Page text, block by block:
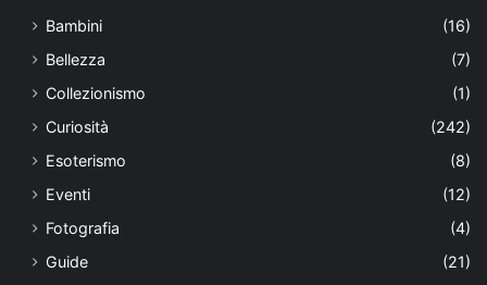
Bambini
(16)
Bellezza
(7)
Collezionismo
(1)
Curiosità
(242)
Esoterismo
(8)
Eventi
(12)
Fotografia
(4)
Guide
(21)